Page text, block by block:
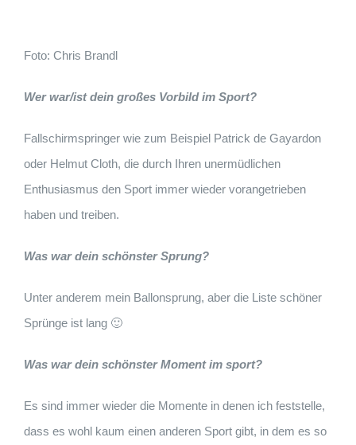
Foto: Chris Brandl
Wer war/ist dein großes Vorbild im Sport?
Fallschirmspringer wie zum Beispiel Patrick de Gayardon
oder Helmut Cloth, die durch Ihren unermüdlichen
Enthusiasmus den Sport immer wieder vorangetrieben
haben und treiben.
Was war dein schönster Sprung?
Unter anderem mein Ballonsprung, aber die Liste schöner
Sprünge ist lang 🙂
Was war dein schönster Moment im sport?
Es sind immer wieder die Momente in denen ich feststelle,
dass es wohl kaum einen anderen Sport gibt, in dem es so